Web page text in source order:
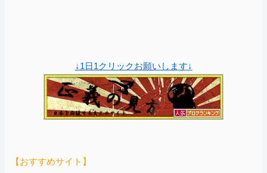
↓1日1クリックお願いします↓
【おすすめサイト】